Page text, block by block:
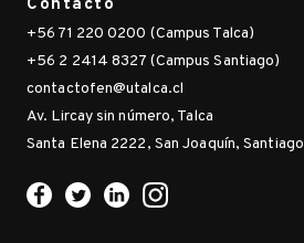
Contacto
+56 71 220 0200 (Campus Talca)
+56 2 2414 8327 (Campus Santiago)
contactofen@utalca.cl
Av. Lircay sin número, Talca
Santa Elena 2222, San Joaquín, Santiago